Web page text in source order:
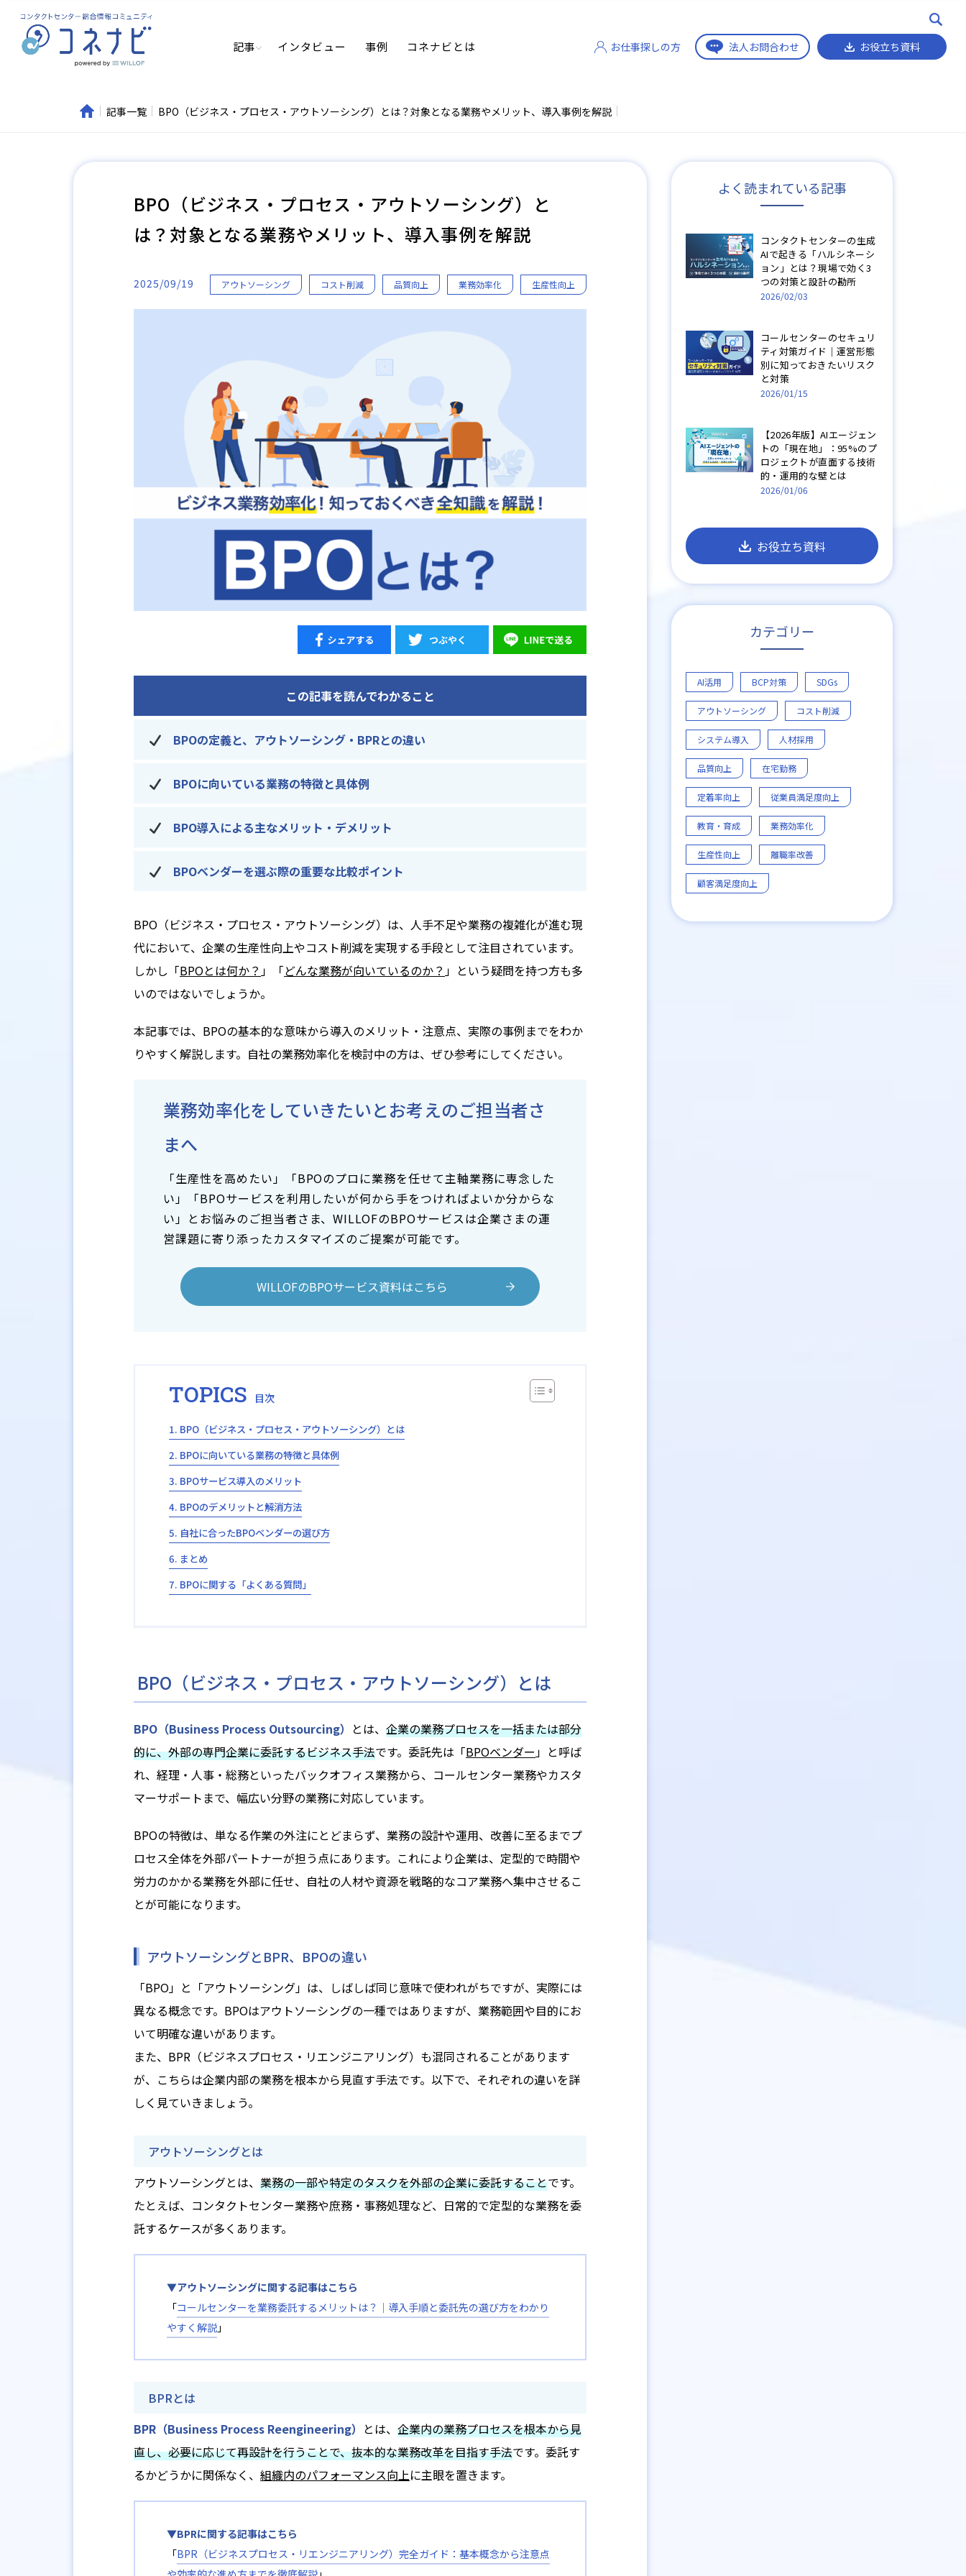
記事 インタビュー 事例 コネナビとは お仕事探しの方 法人お問合わせ お役立ち資料
記事一覧 BPO（ビジネス・プロセス・アウトソーシング）とは？対象となる業務やメリット、導入事例を解説
BPO（ビジネス・プロセス・アウトソーシング）と
は？対象となる業務やメリット、導入事例を解説
2025/09/19 アウトソーシング コスト削減 品質向上 業務効率化 生産性向上
この記事を読んでわかること
BPOの定義と、アウトソーシング・BPRとの違い
BPOに向いている業務の特徴と具体例
BPO導入による主なメリット・デメリット
BPOベンダーを選ぶ際の重要な比較ポイント
BPO（ビジネス・プロセス・アウトソーシング）は、人手不足や業務の複雑化が進む現
代において、企業の生産性向上やコスト削減を実現する手段として注目されています。
しかし「BPOとは何か？」「どんな業務が向いているのか？」という疑問を持つ方も多
いのではないでしょうか。
本記事では、BPOの基本的な意味から導入のメリット・注意点、実際の事例までをわか
りやすく解説します。自社の業務効率化を検討中の方は、ぜひ参考にしてください。
業務効率化をしていきたいとお考えのご担当者さ
まへ
「生産性を高めたい」「BPOのプロに業務を任せて主軸業務に専念した
い」「BPOサービスを利用したいが何から手をつければよいか分からな
い」とお悩みのご担当者さま、WILLOFのBPOサービスは企業さまの運
営課題に寄り添ったカスタマイズのご提案が可能です。
WILLOFのBPOサービス資料はこちら
TOPICS
BPO（ビジネス・プロセス・アウトソーシング）とは
BPOに向いている業務の特徴と具体例
BPOサービス導入のメリット
BPOのデメリットと解消方法
自社に合ったBPOベンダーの選び方
まとめ
BPOに関する「よくある質問」
BPO（ビジネス・プロセス・アウトソーシング）とは
BPO（Business Process Outsourcing） とは、 企業の業務プロセスを一括または部分
的に、外部の専門企業に委託するビジネス手法です。委託先は「BPOベンダー」と呼ば
れ、経理・人事・総務といったバックオフィス業務から、コールセンター業務やカスタ
マーサポートまで、幅広い分野の業務に対応しています。
BPOの特徴は、単なる作業の外注にとどまらず、業務の設計や運用、改善に至るまでプ
ロセス全体を外部パートナーが担う点にあります。これにより企業は、定型的で時間や
労力のかかる業務を外部に任せ、自社の人材や資源を戦略的なコア業務へ集中させるこ
とが可能になります。
アウトソーシングとBPR、BPOの違い
「BPO」と「アウトソーシング」は、しばしば同じ意味で使われがちですが、実際には
異なる概念です。BPOはアウトソーシングの一種ではありますが、業務範囲や目的にお
いて明確な違いがあります。
また、BPR（ビジネスプロセス・リエンジニアリング）も混同されることがあります
が、こちらは企業内部の業務を根本から見直す手法です。以下で、それぞれの違いを詳
しく見ていきましょう。
アウトソーシングとは
アウトソーシングとは、 業務の一部や特定のタスクを外部の企業に委託することです。
たとえば、コンタクトセンター業務や庶務・事務処理など、日常的で定型的な業務を委
託するケースが多くあります。
▼アウトソーシングに関する記事はこちら
「コールセンターを業務委託するメリットは？｜導入手順と委託先の選び方をわかり
やすく解説 」
BPRとは
BPR（Business Process Reengineering） とは、 企業内の業務プロセスを根本から見
直し、必要に応じて再設計を行うことで、抜本的な業務改革を目指す手法です。委託す
るかどうかに関係なく、 組織内のパフォーマンス向上に主眼を置きます。
▼BPRに関する記事はこちら
「BPR（ビジネスプロセス・リエンジニアリング）完全ガイド：基本概念から注意点
よく読まれている記事
コンタクトセンターの生成
AIで起きる「ハルシネーシ
ョン」とは？現場で効く3
つの対策と設計の勘所
2026/02/03
コールセンターのセキュリ
ティ対策ガイド｜運営形態
別に知っておきたいリスク
と対策
2026/01/15
【2026年版】AIエージェン
トの「現在地」：95%のプ
ロジェクトが直面する技術
的・運用的な壁とは
2026/01/06
お役立ち資料
カテゴリー
AI活用 BCP対策 SDGs
アウトソーシング コスト削減
システム導入 人材採用
品質向上 在宅勤務
定着率向上 従業員満足度向上
教育・育成 業務効率化
生産性向上 離職率改善
顧客満足度向上